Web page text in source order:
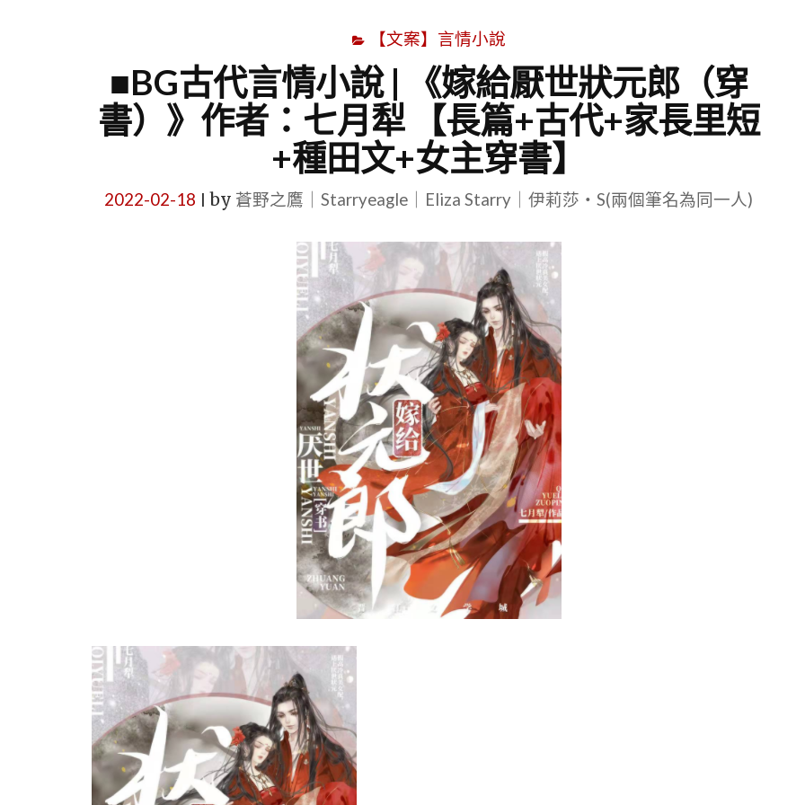
【文案】言情小說
■BG古代言情小說 | 《嫁給厭世狀元郎（穿
書）》作者：七月犁 【長篇+古代+家長里短
+種田文+女主穿書】
2022-02-18 by 蒼野之鷹｜Starryeagle｜Eliza Starry｜伊莉莎・S(兩個筆名為同一人)